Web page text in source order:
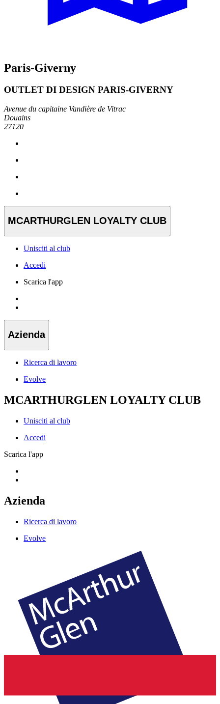
Paris-Giverny
OUTLET DI DESIGN PARIS-GIVERNY
Avenue du capitaine Vandière de Vitrac
Douains
27120
MCARTHURGLEN LOYALTY CLUB
Unisciti al club
Accedi
Scarica l'app
Azienda
Ricerca di lavoro
Evolve
MCARTHURGLEN LOYALTY CLUB
Unisciti al club
Accedi
Scarica l'app
Azienda
Ricerca di lavoro
Evolve